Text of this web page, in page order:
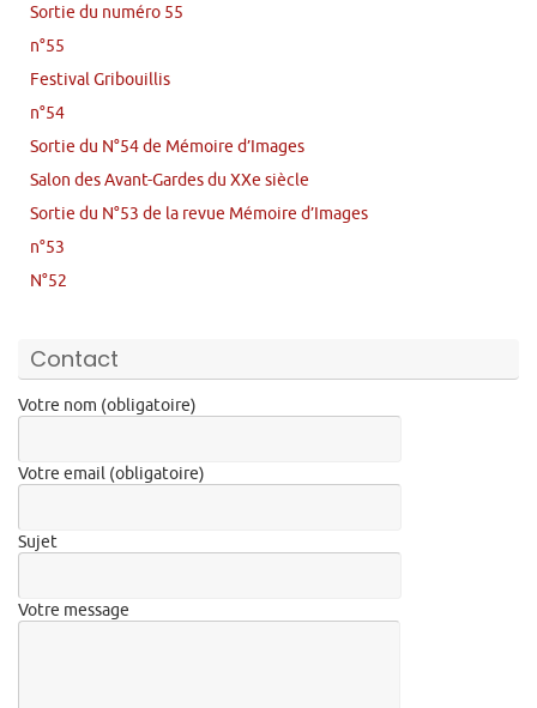
Sortie du numéro 55
n°55
Festival Gribouillis
n°54
Sortie du N°54 de Mémoire d’Images
Salon des Avant-Gardes du XXe siècle
Sortie du N°53 de la revue Mémoire d’Images
n°53
N°52
Contact
Votre nom (obligatoire)
Votre email (obligatoire)
Sujet
Votre message